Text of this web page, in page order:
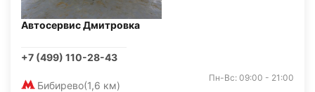
Автосервис Дмитровка
+7 (499) 110-28-43
Бибирево(1,6 км)
Пн-Вс: 09:00 - 21:00